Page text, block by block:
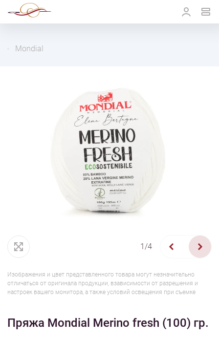
Mondial
1/4
Изображения и цвет представленного товара могут незначительно
отличаться от оригинала продукции, взависимости от разрешения и
настроек вашего монитора, а также условий освещения при съемке
Пряжа Mondial Merino fresh (100) гр.